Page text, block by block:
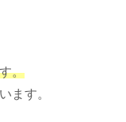
。
ます。